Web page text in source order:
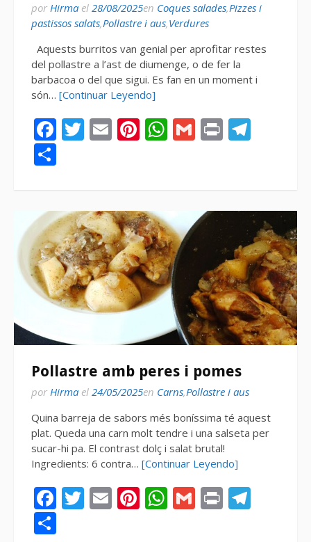
por Hirma el 28/08/2025en Coques salades,Pizzes i
pastissos salats,Pollastre i aus,Verdures
Aquests burritos van genial per aprofitar restes
del pollastre a l’ast de diumenge, o de fer la
barbacoa o del que sigui. Es fan en un moment i
són… [Continuar Leyendo]
Facebook
Twitter
EmailPinterest
WhatsApp
Gmail
Print
Pollastre amb peres i pomes
por Hirma el 24/05/2025en Carns,Pollastre i aus
Quina barreja de sabors més boníssima té aquest
plat. Queda una carn molt tendre i una salseta per
sucar-hi pa. El contrast dolç i salat brutal!
Ingredients: 6 contra… [Continuar Leyendo]
Facebook
Twitter
EmailPinterest
WhatsApp
Gmail
Print